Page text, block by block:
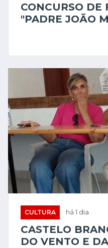
CONCURSO DE
"PADRE JOÃO
CULTURA há 1 dia
CASTELO
DO VENTO E